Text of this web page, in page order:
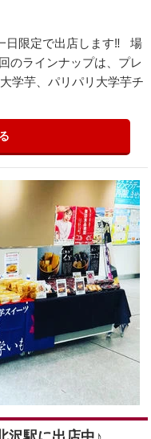
日限定で出店します‼️ 場
のラインナップは、プレ
学芋、パリパリ大学芋チ